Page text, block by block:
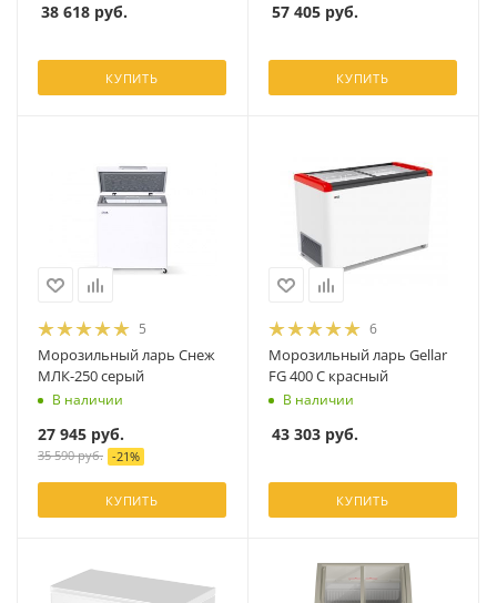
38 618 руб.
КУПИТЬ
57 405 руб.
КУПИТЬ
5
Морозильный ларь Снеж
МЛК-250 серый
В наличии
27 945 руб.
35 590руб. -21%
КУПИТЬ
6
Морозильный ларь Gellar
FG 400 C красный
В наличии
43 303 руб.
КУПИТЬ